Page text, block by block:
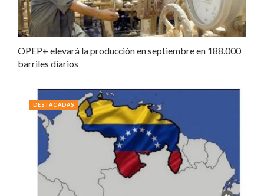
OPEP+ elevará la producción en septiembre en 188.000
barriles diarios
DESTACADAS